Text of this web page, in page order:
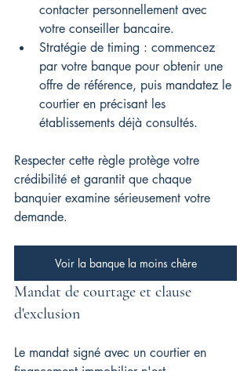
contacter personnellement avec
votre conseiller bancaire.
Stratégie de timing : commencez
par votre banque pour obtenir une
offre de référence, puis mandatez le
courtier en précisant les
établissements déjà consultés.
Respecter cette règle protège votre
crédibilité et garantit que chaque
banquier examine sérieusement votre
demande.
Voir la banque la moins chère
Mandat de courtage et clause
d'exclusion
Le mandat signé avec un courtier en